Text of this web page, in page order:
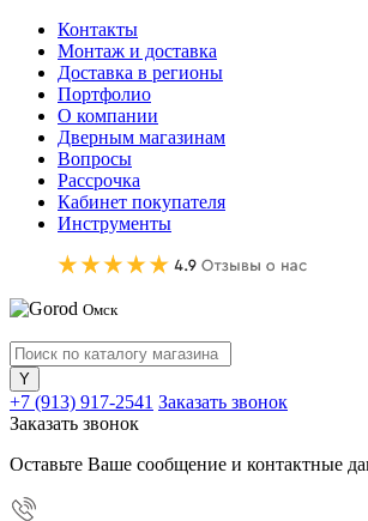
Контакты
Монтаж и доставка
Доставка в регионы
Портфолио
О компании
Дверным магазинам
Вопросы
Рассрочка
Кабинет покупателя
Инструменты
Омск
+7 (913) 917-2541 Заказать звонок
Заказать звонок
Оставьте Ваше сообщение и контактные